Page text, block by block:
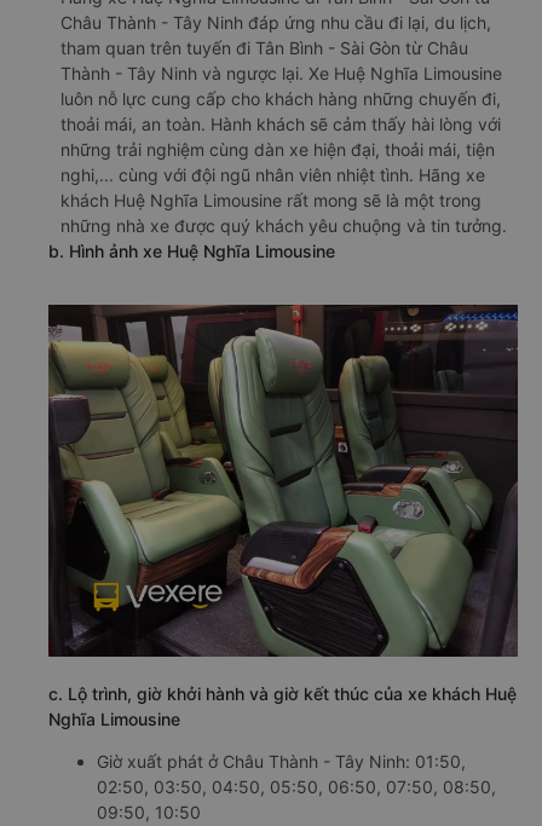
Châu Thành - Tây Ninh đáp ứng nhu cầu đi lại, du lịch,
tham quan trên tuyến đi Tân Bình - Sài Gòn từ Châu
Thành - Tây Ninh và ngược lại. Xe Huệ Nghĩa Limousine
luôn nỗ lực cung cấp cho khách hàng những chuyến đi,
thoải mái, an toàn. Hành khách sẽ cảm thấy hài lòng với
những trải nghiệm cùng dàn xe hiện đại, thoải mái, tiện
nghi,... cùng với đội ngũ nhân viên nhiệt tình. Hãng xe
khách Huệ Nghĩa Limousine rất mong sẽ là một trong
những nhà xe được quý khách yêu chuộng và tin tưởng.
b. Hình ảnh xe Huệ Nghĩa Limousine
c. Lộ trình, giờ khởi hành và giờ kết thúc của xe khách Huệ
Nghĩa Limousine
Giờ xuất phát ở Châu Thành - Tây Ninh: 01:50,
02:50, 03:50, 04:50, 05:50, 06:50, 07:50, 08:50,
09:50, 10:50